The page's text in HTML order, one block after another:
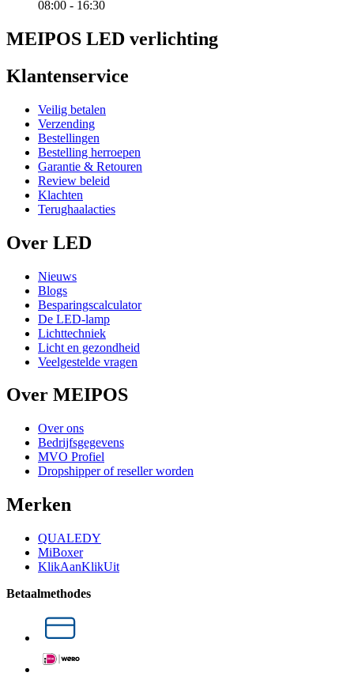
08:00 - 16:30
MEIPOS LED verlichting
Klantenservice
Veilig betalen
Verzending
Bestellingen
Bestelling herroepen
Garantie & Retouren
Review beleid
Klachten
Terughaalacties
Over LED
Nieuws
Blogs
Besparingscalculator
De LED-lamp
Lichttechniek
Licht en gezondheid
Veelgestelde vragen
Over MEIPOS
Over ons
Bedrijfsgegevens
MVO Profiel
Dropshipper of reseller worden
Merken
QUALEDY
MiBoxer
KlikAanKlikUit
Betaalmethodes